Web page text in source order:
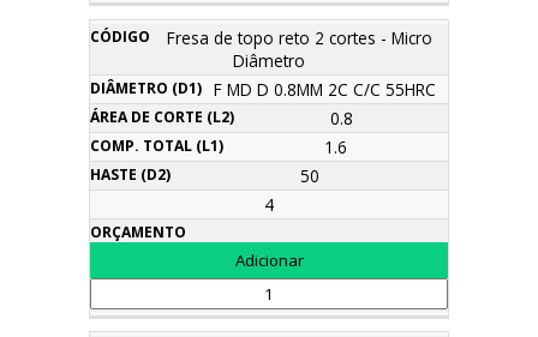
Fresa de topo reto 2 cortes - Micro
Diâmetro
F MD D 0.8MM 2C C/C 55HRC
0.8
1.6
50
4